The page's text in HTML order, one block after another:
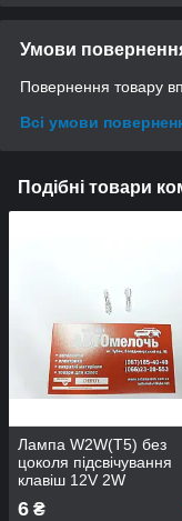
Умови
Повернення товару
Всі умови
Подібні товари
Лампа W2W(T5) без
цоколя підсвічування
клавіш 12V 2W
6 ₴